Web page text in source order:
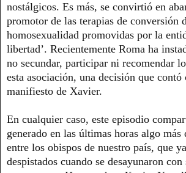
nostálgicos. Es más, se convirtió en
promotor de las terapias de conversión
homosexualidad promovidas por la
libertad’. Recientemente Roma ha
no secundar, participar ni recomendar
esta asociación, una decisión que contó
manifiesto de Xavier.
En cualquier caso, este episodio
generado en las últimas horas algo más
entre los obispos de nuestro país, que
despistados cuando se desayunaron